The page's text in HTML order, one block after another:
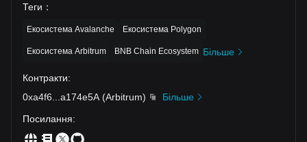
Теги ：
Екосистема Avalanche Екосистема Polygon
Екосистема Arbitrum BNB Chain Ecosystem Більше
Контракти:
0xa4f6
a174e5A (Arbitrum)
Більше
Посилання: